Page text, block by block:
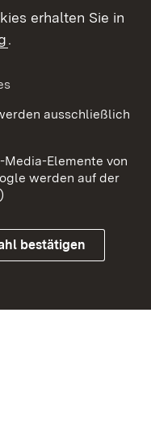
erhalten Sie in
.
ausschließlich
Elemente von
werden auf der
bestätigen